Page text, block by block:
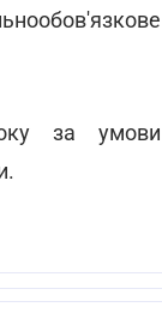
за умови